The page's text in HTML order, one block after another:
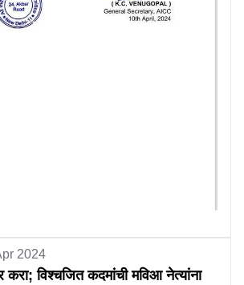
2024
करा; विश्चजित कदमांची मविआ नेत्यांना